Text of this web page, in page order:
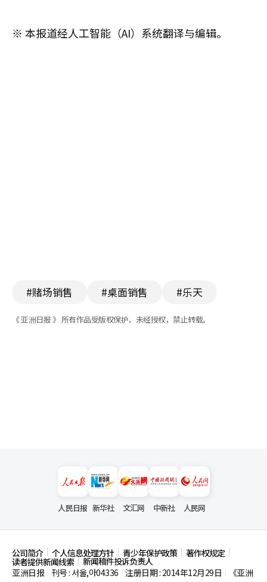
※ 本报道经人工智能（AI）系统翻译与编辑。
#赌场销售 #桌面销售 #乐天
《 亚洲日报 》 所有作品受版权保护，未经授权，禁止转载。
人民日报 新华社 文汇网 中新社 人民网
公司简介 个人信息处理方针 青少年保护政策 著作权规定
读者提供新闻线索
新闻稿件投诉负责人
亚洲日报
刊号 : 서울,아04336 注册日期 : 2014年12月29日
《亚洲